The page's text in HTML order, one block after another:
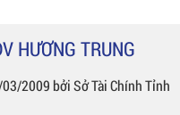
HƯƠNG TRUNG
2009 bởi Sở Tài Chính Tỉnh